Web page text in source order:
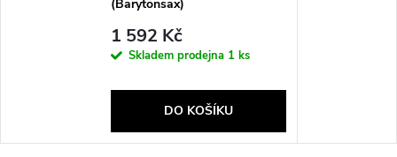
(Barytonsax)
1 592 Kč
Skladem prodejna 1 ks
DO KOŠÍKU